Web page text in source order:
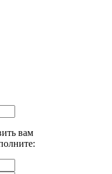
вам